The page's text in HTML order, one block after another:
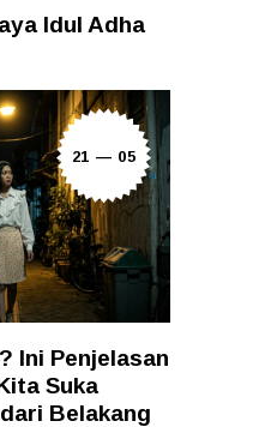
Idul Adha
21 — 05
Ini Penjelasan
Suka
Belakang